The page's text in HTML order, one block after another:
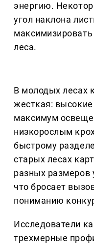
энергию.
угол наклона
леса.
В молодых лесах
жесткая:
максимум
низкорослым
быстрому
старых лесах
разных размеров
что бросает
пониманию
Исследователи
трехмерные